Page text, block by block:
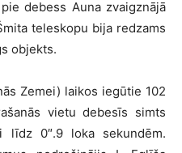
debess Auna zvaigznājā
teleskopu bija redzams
objekts.
Zemei) laikos iegūtie 102
vietu debesīs simts
līdz 0″.9 loka sekundēm.